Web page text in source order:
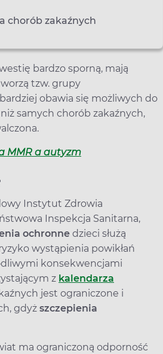
chorób zakaźnych
bardzo sporną, mają
tzw. grupy
obawia się możliwych do
samych chorób zakaźnych,
MMR a autyzm
Instytut Zdrowia
Inspekcja Sanitarna,
ochronne dzieci służą
wystąpienia powikłań
konsekwencjami
z kalendarza
jest ograniczone i
gdyż szczepienia
ma ograniczoną odporność